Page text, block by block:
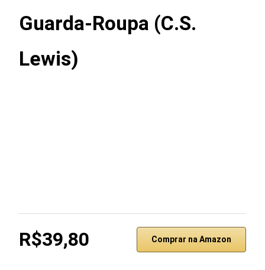
Guarda-Roupa (C.S.
Lewis)
R$39,80 Comprar na Amazon